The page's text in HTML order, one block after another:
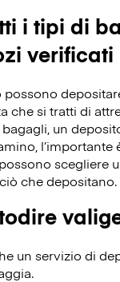
i tipi di
verificati
possono
che si tratti di
un
scegliere
che depositano.
un servizio di